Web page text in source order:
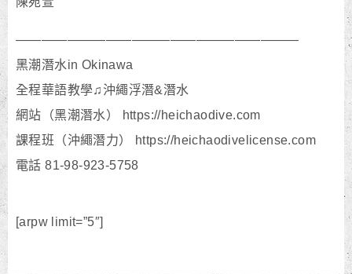
——————————————————————
黑潮潛水in Okinawa
全程華語教學♫沖繩浮潛&潛水
網站（黑潮潛水） https://heichaodive.com
課程班（沖繩潛力） https://heichaodivelicense.com
電話 81-98-923-5758
[arpw limit=”5″]